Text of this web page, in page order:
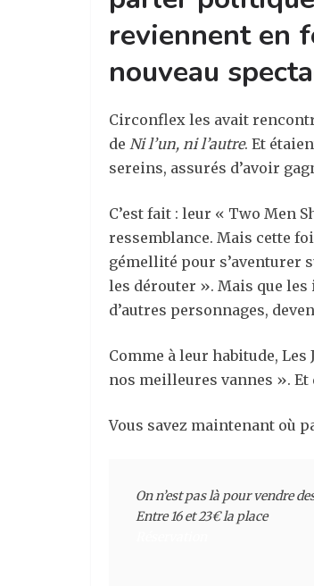
reviennent en
nouveau
Circonflex les avait
de Ni l’un, ni l’autre. Et
sereins, assurés d’avoir
C’est fait : leur « Two Men
ressemblance. Mais cette
gémellité pour s’aventurer
les dérouter ». Mais que
d’autres personnages,
Comme à leur habitude,
nos meilleures vannes ».
Vous savez maintenant où
On n’est pas là pour vendre